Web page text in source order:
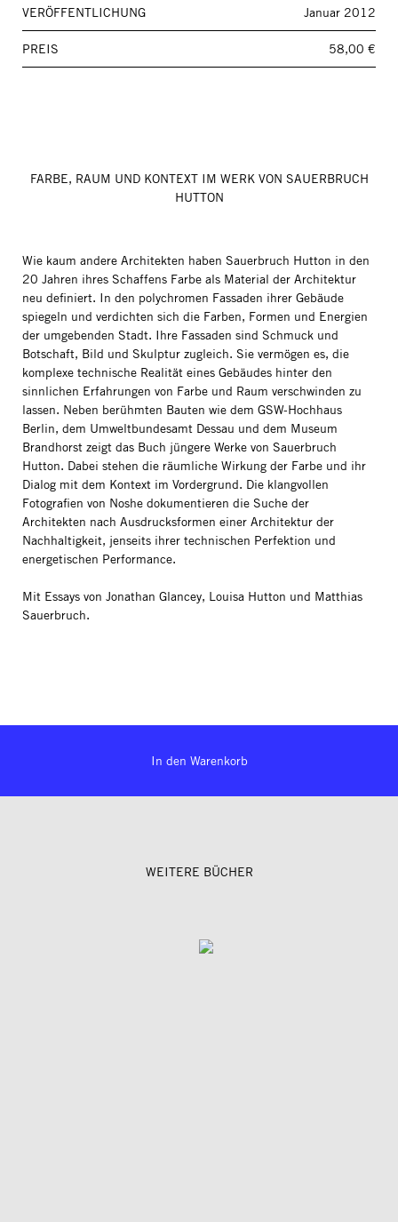
VERÖFFENTLICHUNG Januar 2012
PREIS 58,00 €
FARBE, RAUM UND KONTEXT IM WERK VON SAUERBRUCH
HUTTON
Wie kaum andere Architekten haben Sauerbruch Hutton in den
20 Jahren ihres Schaffens Farbe als Material der Architektur
neu definiert. In den polychromen Fassaden ihrer Gebäude
spiegeln und verdichten sich die Farben, Formen und Energien
der umgebenden Stadt. Ihre Fassaden sind Schmuck und
Botschaft, Bild und Skulptur zugleich. Sie vermögen es, die
komplexe technische Realität eines Gebäudes hinter den
sinnlichen Erfahrungen von Farbe und Raum verschwinden zu
lassen. Neben berühmten Bauten wie dem GSW-Hochhaus
Berlin, dem Umweltbundesamt Dessau und dem Museum
Brandhorst zeigt das Buch jüngere Werke von Sauerbruch
Hutton. Dabei stehen die räumliche Wirkung der Farbe und ihr
Dialog mit dem Kontext im Vordergrund. Die klangvollen
Fotografien von Noshe dokumentieren die Suche der
Architekten nach Ausdrucksformen einer Architektur der
Nachhaltigkeit, jenseits ihrer technischen Perfektion und
energetischen Performance.
Mit Essays von Jonathan Glancey, Louisa Hutton und Matthias
Sauerbruch.
In den Warenkorb
WEITERE BÜCHER